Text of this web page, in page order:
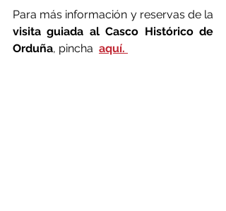
visita guiada al Casco Histórico de
Orduña, pincha aquí.